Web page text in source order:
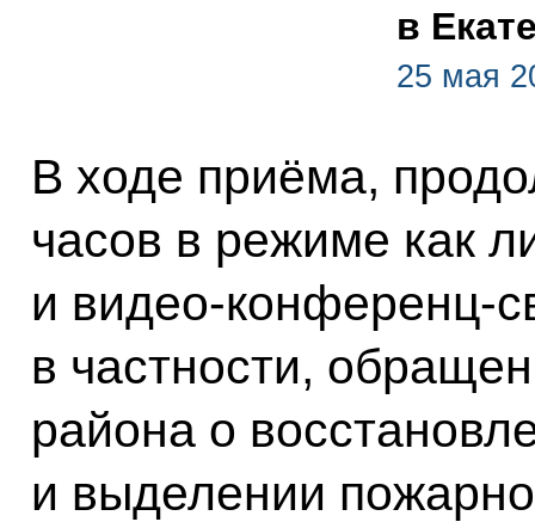
в
25 мая
В ходе приёма,
часов в режиме как
и видео-конференц-
в частности,
района о
и выделении